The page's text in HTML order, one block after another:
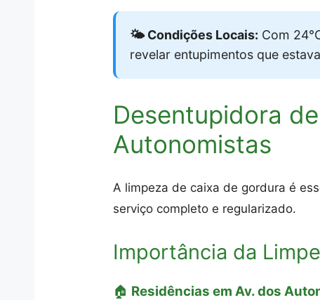
🌤️ Condições Locais: Com
revelar entupimentos que
Desentupidora
Autonomistas
A limpeza de caixa de gordura é
serviço completo e regularizado.
Importância da
🏠 Residências em Av. dos